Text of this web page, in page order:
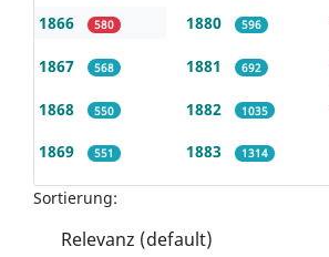
1866 580
1867 568
1868 550
1869 551
1880 596
1881 692
1882 1035
1883 1314
Sortierung: